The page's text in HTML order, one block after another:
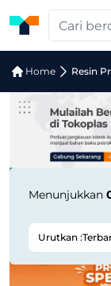
Home Resin
Pencarian
Menunjukkan
Urutkan :